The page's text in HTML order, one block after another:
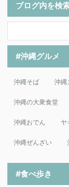
ブログ内を検
#沖縄グルメ
沖縄そば 沖縄
沖縄の大衆食堂
沖縄おでん ヤ
沖縄ぜんざい
#食べ歩き